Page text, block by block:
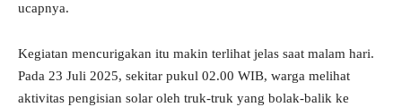
ucapnya.
Kegiatan mencurigakan itu makin terlihat jelas saat malam hari.
Pada 23 Juli 2025, sekitar pukul 02.00 WIB, warga melihat
aktivitas pengisian solar oleh truk-truk yang bolak-balik ke